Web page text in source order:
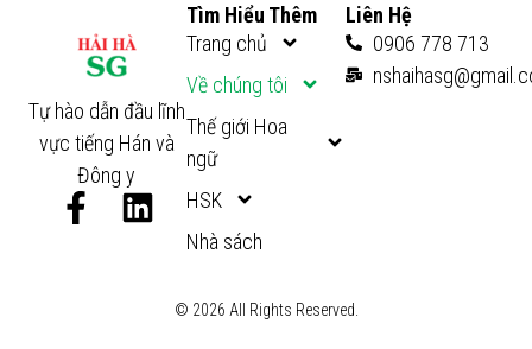
Tự hào dẫn đầu lĩnh
vực tiếng Hán và
Đông y
F
L
Tìm Hiểu Thêm
Trang chủ
Về chúng tôi
Thế giới Hoa
ngữ
HSK
Nhà sách
Liên Hệ
0906 778 713
© 2026 All Rights Reserved.